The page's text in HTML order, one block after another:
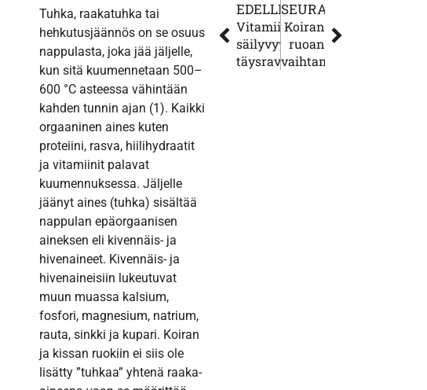
Tuhka, raakatuhka tai
hehkutusjäännös on se osuus
nappulasta, joka jää jäljelle,
kun sitä kuumennetaan 500–
600 °C asteessa vähintään
kahden tunnin ajan (1). Kaikki
orgaaninen aines kuten
proteiini, rasva, hiilihydraatit
ja vitamiinit palavat
kuumennuksessa. Jäljelle
jäänyt aines (tuhka) sisältää
nappulan epäorgaanisen
aineksen eli kivennäis- ja
hivenaineet. Kivennäis- ja
hivenaineisiin lukeutuvat
muun muassa kalsium,
fosfori, magnesium, natrium,
rauta, sinkki ja kupari. Koiran
ja kissan ruokiin ei siis ole
lisätty ”tuhkaa” yhtenä raaka-
EDELLINEN
Vitamiinien
säilyvyys
täysravinnoissamme
SEURAAVA
Koiran
ruoan
vaihtaminen